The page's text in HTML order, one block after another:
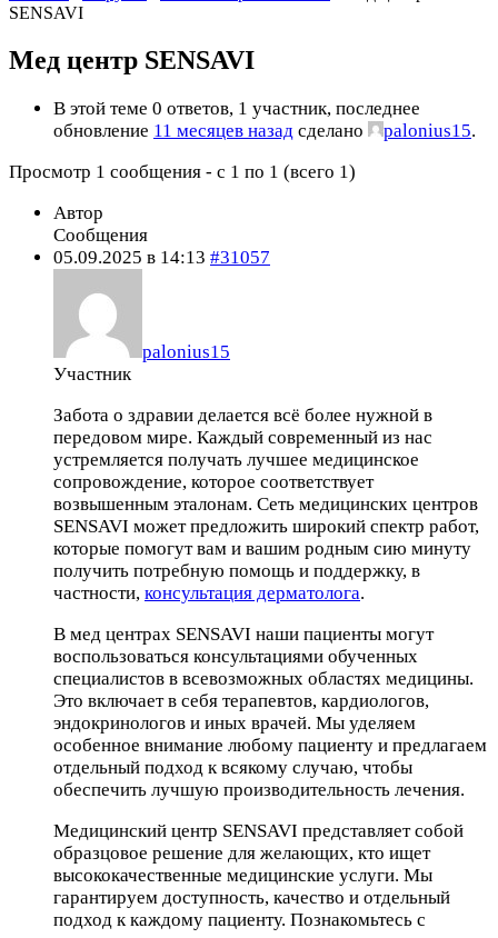
SENSAVI
Мед центр SENSAVI
В этой теме 0 ответов, 1 участник, последнее
обновление 11 месяцев назад сделано palonius15.
Просмотр 1 сообщения - с 1 по 1 (всего 1)
Автор
Сообщения
05.09.2025 в 14:13 #31057
palonius15
Участник
Забота о здравии делается всё более нужной в
передовом мире. Каждый современный из нас
устремляется получать лучшее медицинское
сопровождение, которое соответствует
возвышенным эталонам. Сеть медицинских центров
SENSAVI может предложить широкий спектр работ,
которые помогут вам и вашим родным сию минуту
получить потребную помощь и поддержку, в
частности, консультация дерматолога.
В мед центрах SENSAVI наши пациенты могут
воспользоваться консультациями обученных
специалистов в всевозможных областях медицины.
Это включает в себя терапевтов, кардиологов,
эндокринологов и иных врачей. Мы уделяем
особенное внимание любому пациенту и предлагаем
отдельный подход к всякому случаю, чтобы
обеспечить лучшую производительность лечения.
Медицинский центр SENSAVI представляет собой
образцовое решение для желающих, кто ищет
высококачественные медицинские услуги. Мы
гарантируем доступность, качество и отдельный
подход к каждому пациенту. Познакомьтесь с